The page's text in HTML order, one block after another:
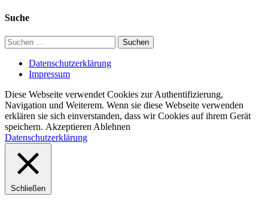
Suche
Suchen
nach:
Datenschutzerklärung
Impressum
Diese Webseite verwendet Cookies zur Authentifizierung,
Navigation und Weiterem. Wenn sie diese Webseite verwenden
erklären sie sich einverstanden, dass wir Cookies auf ihrem Gerät
speichern. Akzeptieren Ablehnen
Datenschutzerklärung
Schließen